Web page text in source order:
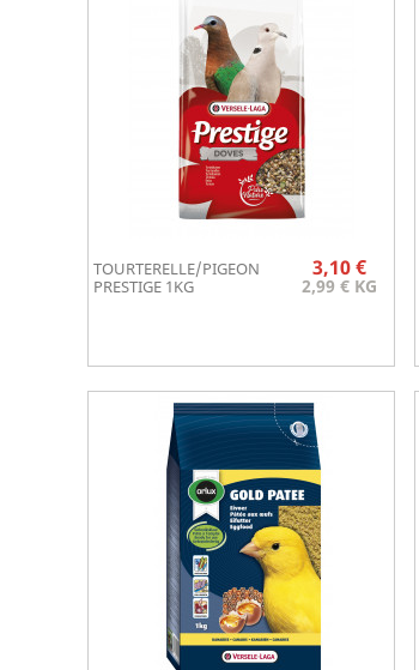
TOURTERELLE/PIGEON
PRESTIGE 1KG
Prix
3,10 €
2,99 € KG
Aperçu rapide